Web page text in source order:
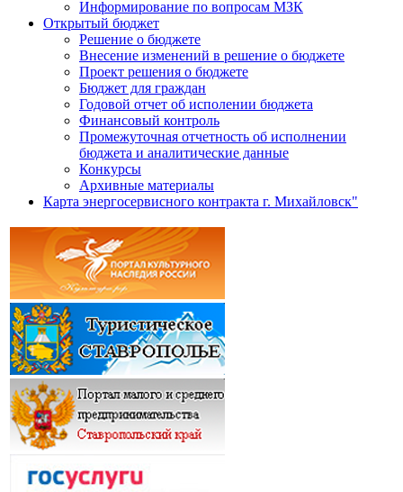
Информирование по вопросам МЗК
Открытый бюджет
Решение о бюджете
Внесение изменений в решение о бюджете
Проект решения о бюджете
Бюджет для граждан
Годовой отчет об исполении бюджета
Финансовый контроль
Промежуточная отчетность об исполнении
бюджета и аналитические данные
Конкурсы
Архивные материалы
Карта энергосервисного контракта г. Михайловск"